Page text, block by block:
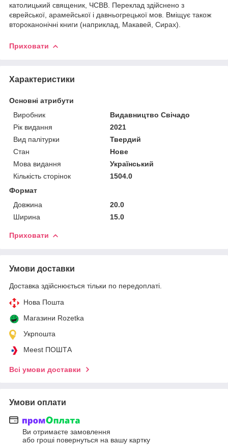
католицький священик, ЧСВВ. Переклад здійснено з
єврейської, арамейської і давньогрецької мов. Вміщує також
второканонічні книги (наприклад, Макавей, Сирах).
Приховати
Характеристики
Основні атрибути
Виробник
Видавництво Свічадо
Рік видання
2021
Вид палітурки
Твердий
Стан
Нове
Мова видання
Український
Кількість сторінок
1504.0
Формат
Довжина
20.0
Ширина
15.0
Приховати
Умови доставки
Доставка здійснюється тільки по передоплаті.
Нова Пошта
Магазини Rozetka
Укрпошта
Meest ПОШТА
Всі умови доставки
Умови оплати
Ви отримаєте замовлення
або гроші повернуться на вашу картку